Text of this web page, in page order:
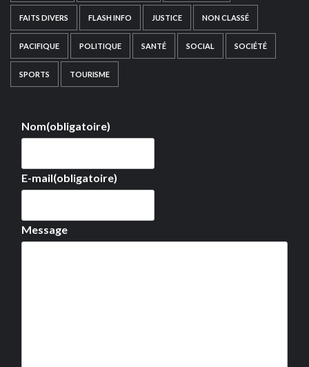
FAITS DIVERS FLASH INFO JUSTICE NON CLASSÉ
PACIFIQUE POLITIQUE SANTÉ SOCIAL SOCIÉTÉ
SPORTS TOURISME
Nom(obligatoire)
E-mail(obligatoire)
Message